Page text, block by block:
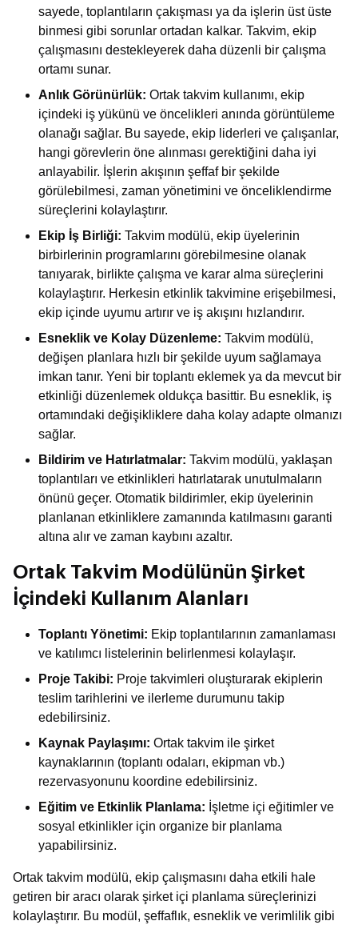
sayede, toplantıların çakışması ya da işlerin üst üste
binmesi gibi sorunlar ortadan kalkar. Takvim, ekip
çalışmasını destekleyerek daha düzenli bir çalışma
ortamı sunar.
Anlık Görünürlük: Ortak takvim kullanımı, ekip
içindeki iş yükünü ve öncelikleri anında görüntüleme
olanağı sağlar. Bu sayede, ekip liderleri ve çalışanlar,
hangi görevlerin öne alınması gerektiğini daha iyi
anlayabilir. İşlerin akışının şeffaf bir şekilde
görülebilmesi, zaman yönetimini ve önceliklendirme
süreçlerini kolaylaştırır.
Ekip İş Birliği: Takvim modülü, ekip üyelerinin
birbirlerinin programlarını görebilmesine olanak
tanıyarak, birlikte çalışma ve karar alma süreçlerini
kolaylaştırır. Herkesin etkinlik takvimine erişebilmesi,
ekip içinde uyumu artırır ve iş akışını hızlandırır.
Esneklik ve Kolay Düzenleme: Takvim modülü,
değişen planlara hızlı bir şekilde uyum sağlamaya
imkan tanır. Yeni bir toplantı eklemek ya da mevcut bir
etkinliği düzenlemek oldukça basittir. Bu esneklik, iş
ortamındaki değişikliklere daha kolay adapte olmanızı
sağlar.
Bildirim ve Hatırlatmalar: Takvim modülü, yaklaşan
toplantıları ve etkinlikleri hatırlatarak unutulmaların
önünü geçer. Otomatik bildirimler, ekip üyelerinin
planlanan etkinliklere zamanında katılmasını garanti
altına alır ve zaman kaybını azaltır.
Ortak Takvim Modülünün Şirket
İçindeki Kullanım Alanları
Toplantı Yönetimi: Ekip toplantılarının zamanlaması
ve katılımcı listelerinin belirlenmesi kolaylaşır.
Proje Takibi: Proje takvimleri oluşturarak ekiplerin
teslim tarihlerini ve ilerleme durumunu takip
edebilirsiniz.
Kaynak Paylaşımı: Ortak takvim ile şirket
kaynaklarının (toplantı odaları, ekipman vb.)
rezervasyonunu koordine edebilirsiniz.
Eğitim ve Etkinlik Planlama: İşletme içi eğitimler ve
sosyal etkinlikler için organize bir planlama
yapabilirsiniz.
Ortak takvim modülü, ekip çalışmasını daha etkili hale
getiren bir aracı olarak şirket içi planlama süreçlerinizi
kolaylaştırır. Bu modül, şeffaflık, esneklik ve verimlilik gibi